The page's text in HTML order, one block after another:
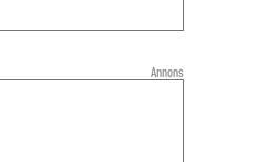
Annons